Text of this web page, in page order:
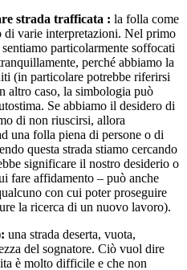
strada trafficata : la folla come
di varie interpretazioni. Nel primo
particolarmente soffocati
perché abbiamo la
(in particolare potrebbe riferirsi
altro caso, la simbologia può
Se abbiamo il desidero di
di non riuscirsi, allora
una folla piena di persone o di
questa strada stiamo cercando
significare il nostro desiderio o
fare affidamento – può anche
con cui poter proseguire
la ricerca di un nuovo lavoro).
una strada deserta, vuota,
del sognatore. Ciò vuol dire
è molto difficile e che non